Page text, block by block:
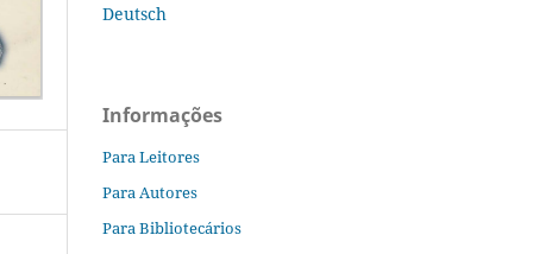
Deutsch
Informações
Para Leitores
Para Autores
Para Bibliotecários